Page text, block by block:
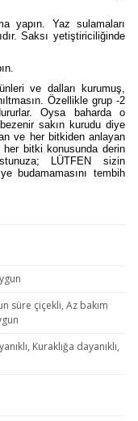
yapın. Yaz sulamaları
Saksı yetiştiriciliğinde
ve dalları kurumuş,
Özellikle grup -2
Oysa baharda o
sakın kurudu diye
ve her bitkiden anlayan
her bitki konusunda derin
LÜTFEN sizin
budamamasını tembih
süre çiçekli, Az bakım
Kuraklığa dayanıklı,